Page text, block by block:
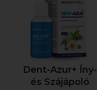
Dent-Azur+ Íny-
és Szájápoló